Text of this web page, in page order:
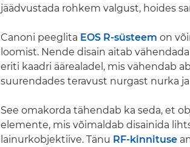
jäädvustada rohkem valgust, hoides
Canoni peeglita EOS R-süsteem on
loomist. Nende disain aitab
eriti kaadri äärealadel, mis vähendab
suurendades teravust nurgast nurka
See omakorda tähendab ka seda, et
elemente, mis võimaldab disainida
lainurkobjektiive. Tänu RF-kinnituse